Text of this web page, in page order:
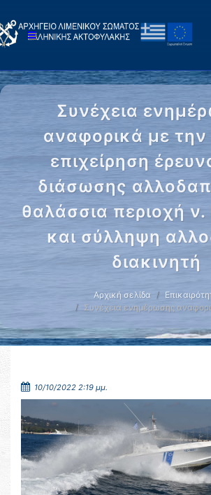
Συνέχεια
αναφορικά με την
επιχείρηση
διάσωσης
θαλάσσια περιοχή
και σύλληψη
διακινητή
Αρχική σελίδα
Συνέχεια ενημέρωσης
10/10/2022 2:19 μμ.